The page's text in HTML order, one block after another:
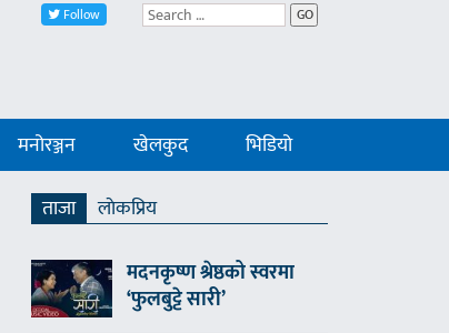
Follow GO
मनोरञ्जन खेलकुद भिडियो
ताजा
लाेकप्रिय
मदनकृष्ण श्रेष्ठको स्वरमा
‘फुलबुट्टे सारी’